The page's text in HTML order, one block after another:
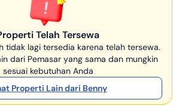
Telah Tersewa
tidak lagi tersedia karena telah tersewa.
dari Pemasar yang sama dan mungkin
sesuai kebutuhan Anda
Properti Lain dari Benny